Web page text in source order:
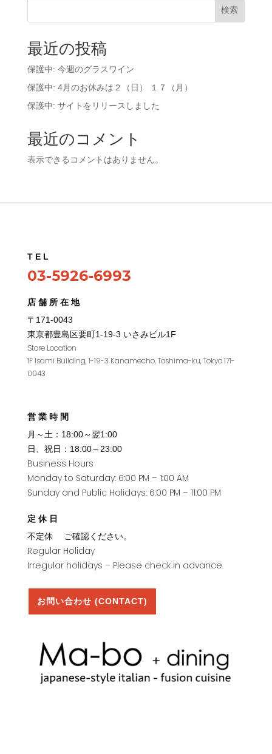
検索
最近の投稿
保護中: 今週のグラスワイン
保護中: 4月のお休みは２（日） １７（月）
保護中: サイトをリリースしました
最近のコメント
表示できるコメントはありません。
TEL
03-5926-6993
店舗所在地
〒171-0043
東京都豊島区要町1-19-3 いさみビル1F
Store Location
1F Isami Building, 1-19-3 Kanamecho, Toshima-ku, Tokyo 171-
0043
営業時間
月～土：18:00～翌1:00
日、祝日：18:00～23:00
Business Hours
Monday to Saturday: 6:00 PM – 1:00 AM
Sunday and Public Holidays: 6:00 PM – 11:00 PM
定休日
不定休 ご確認ください。
Regular Holiday
Irregular holidays – Please check in advance.
お問い合わせ (CONTACT)